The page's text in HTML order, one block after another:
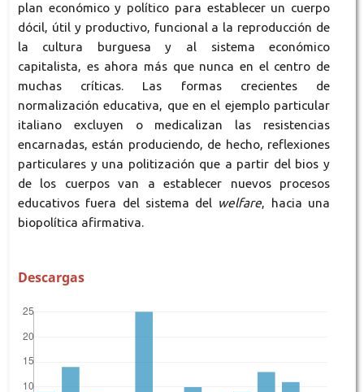
plan económico y político para establecer un cuerpo
dócil, útil y productivo, funcional a la reproducción de
la cultura burguesa y al sistema económico
capitalista, es ahora más que nunca en el centro de
muchas críticas. Las formas crecientes de
normalización educativa, que en el ejemplo particular
italiano excluyen o medicalizan las resistencias
encarnadas, están produciendo, de hecho, reflexiones
particulares y una politización que a partir del bios y
de los cuerpos van a establecer nuevos procesos
educativos fuera del sistema del welfare, hacia una
biopolítica afirmativa.
Descargas